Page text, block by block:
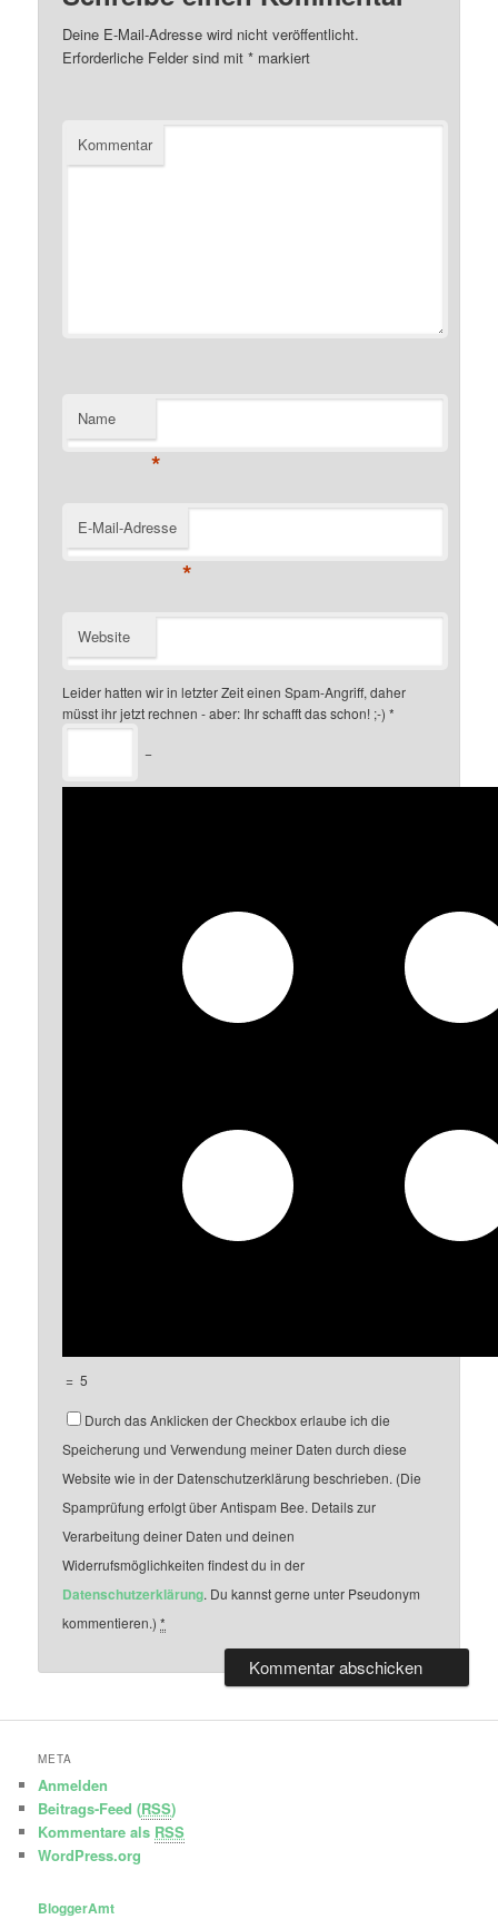
Deine E-Mail-Adresse wird nicht veröffentlicht.
Erforderliche Felder sind mit* markiert
Kommentar
Name
*
E-Mail-Adresse
*
Website
Leider hatten wir in letzter Zeit einen Spam-Angriff, daher
müsst ihr jetzt rechnen - aber: Ihr schafft das schon! ;-) *
−
= 5
Durch das Anklicken der Checkbox erlaube ich die
Speicherung und Verwendung meiner Daten durch diese
Website wie in der Datenschutzerklärung beschrieben. (Die
Spamprüfung erfolgt über Antispam Bee. Details zur
Verarbeitung deiner Daten und deinen
Widerrufsmöglichkeiten findest du in der
Datenschutzerklärung. Du kannst gerne unter Pseudonym
kommentieren.)*
META
Anmelden
Beitrags-Feed (RSS)
Kommentare als RSS
WordPress.org
BloggerAmt